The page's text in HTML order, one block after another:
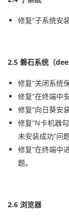
修复“子系统安
2.5 磐石系统（
修复“关闭系统
修复“在终端中
修复“向日葵安
修复“N卡机器
未安装成功”问题
修复“在终端中
题。
2.6 浏览器